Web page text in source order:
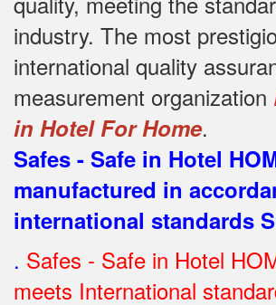
industry. The most
international quality
measurement organization
in Hotel For Home.
Safes - Safe in Hotel
manufactured in
international standards
. Safes - Safe in Hotel
meets International